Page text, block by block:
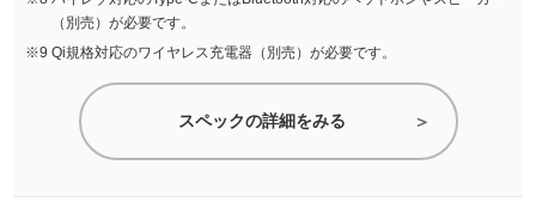
（別売）が必要です。
Qi規格対応のワイヤレス充電器（別売）が必要です。
スペックの詳細をみる